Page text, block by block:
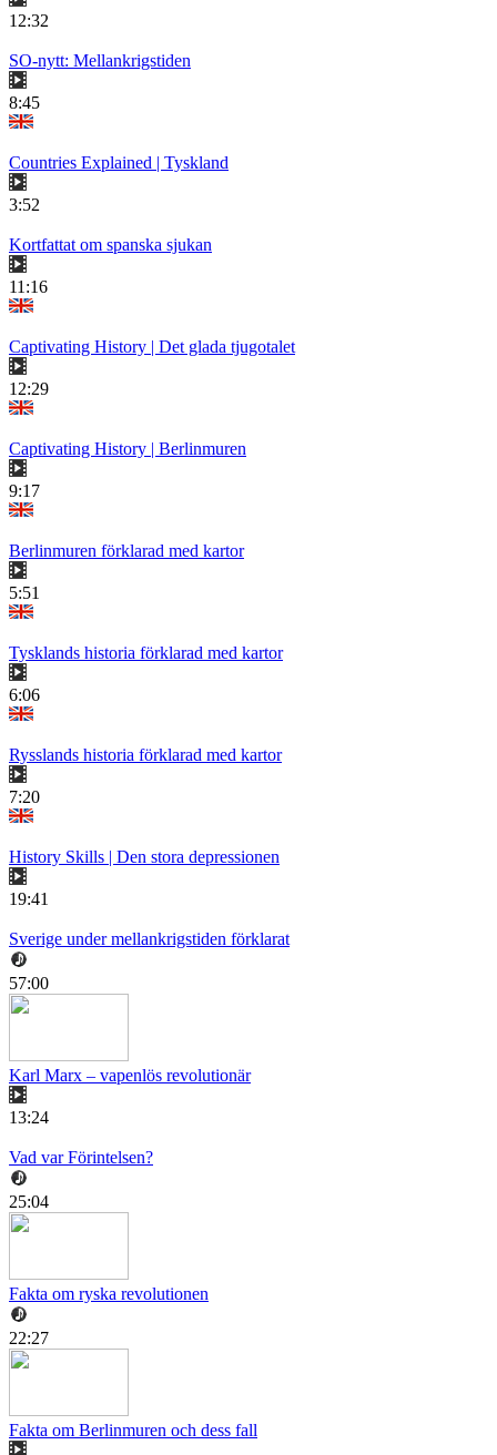
12:32
SO-nytt: Mellankrigstiden
8:45
Countries Explained | Tyskland
3:52
Kortfattat om spanska sjukan
11:16
Captivating History | Det glada tjugotalet
12:29
Captivating History | Berlinmuren
9:17
Berlinmuren förklarad med kartor
5:51
Tysklands historia förklarad med kartor
6:06
Rysslands historia förklarad med kartor
7:20
History Skills | Den stora depressionen
19:41
Sverige under mellankrigstiden förklarat
57:00
Karl Marx – vapenlös revolutionär
13:24
Vad var Förintelsen?
25:04
Fakta om ryska revolutionen
22:27
Fakta om Berlinmuren och dess fall